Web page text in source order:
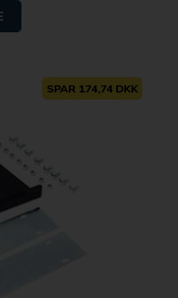
SPAR 174,74 DKK